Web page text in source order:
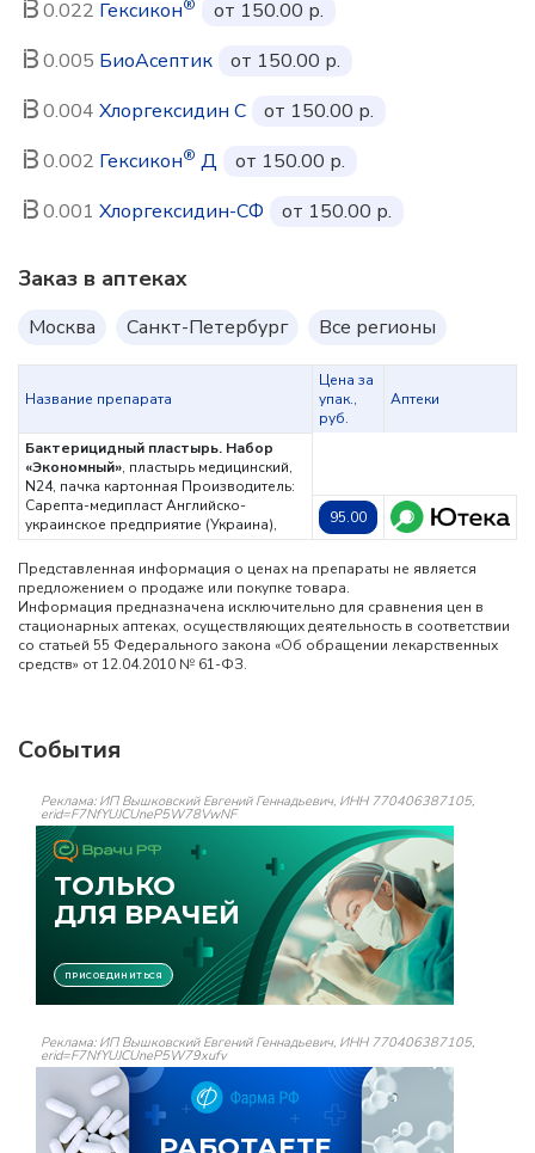
0.022 Гексикон®
от 150.00 р.
0.005 БиоАсептик
от 150.00 р.
0.004 Хлоргексидин С
от 150.00 р.
0.002 Гексикон® Д
от 150.00 р.
0.001 Хлоргексидин-СФ от 150.00 р.
Заказ в аптеках
Москва Санкт-Петербург Все регионы
Название препарата
Цена за
упак.,
руб.
Аптеки
Бактерицидный пластырь. Набор
«Экономный», пластырь медицинский,
N24, пачка картонная Производитель:
Сарепта-медипласт Английско-
украинское предприятие (Украина),
95.00
Представленная информация о ценах на препараты не является
предложением о продаже или покупке товара.
Информация предназначена исключительно для сравнения цен в
стационарных аптеках, осуществляющих деятельность в соответствии
со статьей 55 Федерального закона «Об обращении лекарственных
средств» от 12.04.2010 № 61-ФЗ.
События
Реклама: ИП Вышковский Евгений Геннадьевич, ИНН 770406387105,
erid=F7NfYUJCUneP5W78VwNF
Реклама: ИП Вышковский Евгений Геннадьевич, ИНН 770406387105,
erid=F7NfYUJCUneP5W79xufv